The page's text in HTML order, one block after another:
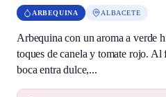
ARBEQUINA ALBACETE
Arbequina con un aroma a verde
toques de canela y tomate rojo. Al
boca entra dulce,...